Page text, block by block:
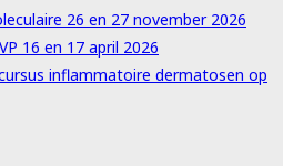
26 en 27 november 2026
16 en 17 april 2026
inflammatoire dermatosen op